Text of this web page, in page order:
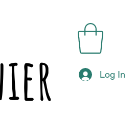
Log In